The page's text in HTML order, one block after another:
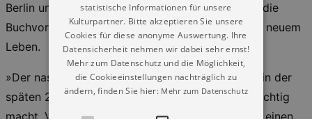
Berlin und Serien-Star Benno Fürmann erwecken die
Buchvorlage zum internationalen Serienerfolg zu neuem
Leben.
»Der nasse Fisch« verarbeitet das verruchte Berlin der
späten 20er Jahre zum literarischen Stoff, der süchtig
statistische Informationen für unsere
Kulturpartner. Bitte akzeptieren Sie unsere
Cookies für diese anonyme Auswertung. Ihre
Datensicherheit nehmen wir dabei sehr ernst!
Mehr zum Datenschutz und die Möglichkeit,
die Cookieeinstellungen nachträglich zu
ändern, finden Sie hier: Mehr zum Datenschutz